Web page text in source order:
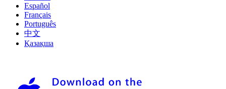
Español
Français
Português
中文
Қазақша